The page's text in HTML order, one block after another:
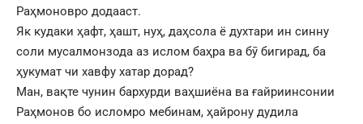
Раҳмоновро додааст.
Як кудаки ҳафт, ҳашт, нуҳ, даҳсола ё духтари ин синну
соли мусалмонзода аз ислом баҳра ва бӯ бигирад, ба
ҳукумат чи хавфу хатар дорад?
Ман, вақте чунин бархурди ваҳшиёна ва ғайриинсонии
Раҳмонов бо исломро мебинам, ҳайрону дудила